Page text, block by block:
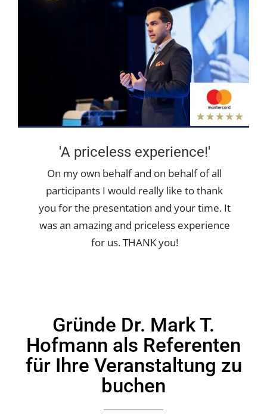
'A priceless experience!'
On my own behalf and on behalf of all
participants I would really like to thank
you for the presentation and your time. It
was an amazing and priceless experience
for us. THANK you!
Gründe Dr. Mark T.
Hofmann als Referenten
für Ihre Veranstaltung zu
buchen